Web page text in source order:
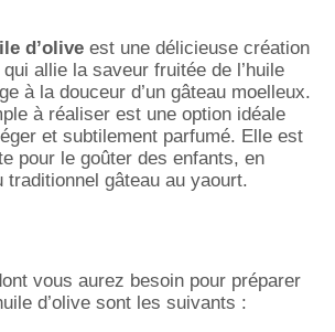
d’olive est une délicieuse création
allie la saveur fruitée de l’huile
à la douceur d’un gâteau moelleux.
à réaliser est une option idéale
et subtilement parfumé. Elle est
pour le goûter des enfants, en
traditionnel gâteau au yaourt.
vous aurez besoin pour préparer
d’olive sont les suivants :